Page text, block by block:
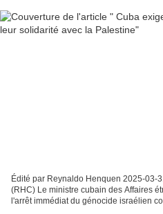
Édité par Reynaldo Henquen 2025-03-
(RHC) Le ministre cubain des Affaires
l'arrêt immédiat du génocide israélien